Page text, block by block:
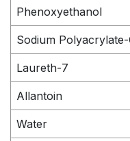
Phenoxyethanol
Sodium
Laureth-7
Allantoin
Water